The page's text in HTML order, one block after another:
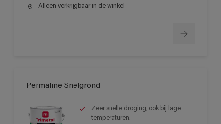
Alleen verkrijgbaar in de winkel
Permaline Snelgrond
Zeer snelle droging, ook bij lage
temperaturen.